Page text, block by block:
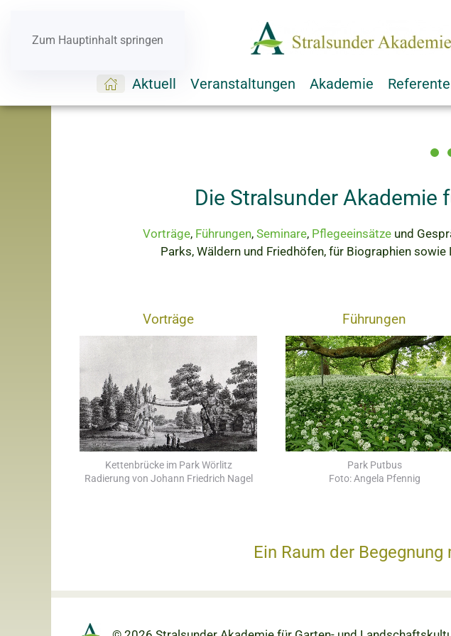
Zum Hauptinhalt springen
Aktuell Veranstaltungen Akademie
Die Stralsunder
Vorträge, Führungen, Seminare, Pflegeeinsätze und
Parks, Wäldern und Friedhöfen, für Biographien
Vorträge
Kettenbrücke im Park Wörlitz
Radierung von Johann Friedrich Nagel
Führungen
Park Putbus
Foto: Angela Pfennig
Ein Raum der